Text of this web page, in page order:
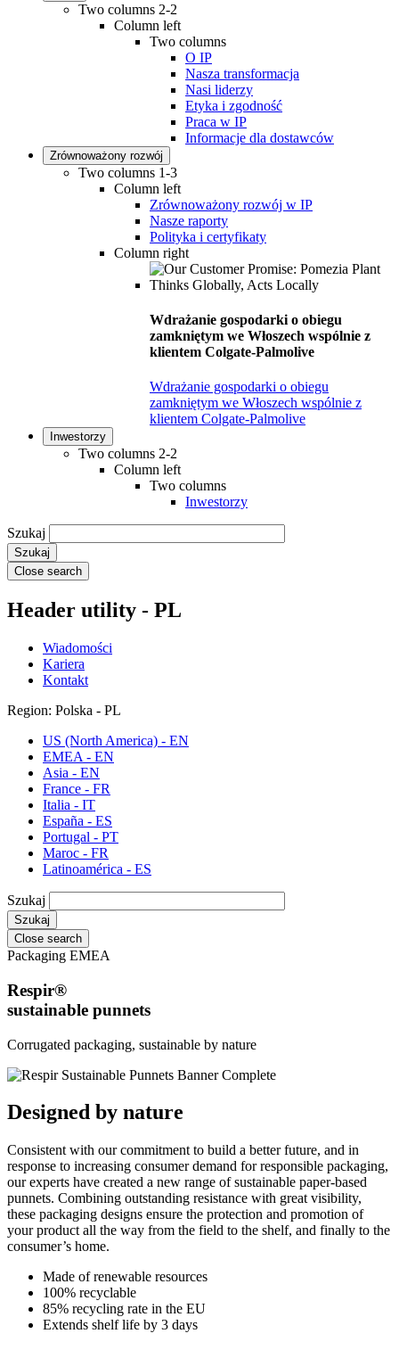
Two columns 2-2
Column left
Two columns
O IP
Nasza transformacja
Nasi liderzy
Etyka i zgodność
Praca w IP
Informacje dla dostawców
Zrównoważony rozwój
Two columns 1-3
Column left
Zrównoważony rozwój w IP
Nasze raporty
Polityka i certyfikaty
Column right
Wdrażanie gospodarki o obiegu
zamkniętym we Włoszech wspólnie z
klientem Colgate-Palmolive
Wdrażanie gospodarki o obiegu
zamkniętym we Włoszech wspólnie z
klientem Colgate-Palmolive
Inwestorzy
Two columns 2-2
Column left
Two columns
Inwestorzy
Szukaj
Close search
Header utility - PL
Wiadomości
Kariera
Kontakt
Region: Polska - PL
US (North America) - EN
EMEA - EN
Asia - EN
France - FR
Italia - IT
España - ES
Portugal - PT
Maroc - FR
Latinoamérica - ES
Szukaj
Close search
Packaging EMEA
Respir®
sustainable punnets
Corrugated packaging, sustainable by nature
Designed by nature
Consistent with our commitment to build a better future, and in
response to increasing consumer demand for responsible packaging,
our experts have created a new range of sustainable paper-based
punnets. Combining outstanding resistance with great visibility,
these packaging designs ensure the protection and promotion of
your product all the way from the field to the shelf, and finally to the
consumer’s home.
Made of renewable resources
100% recyclable
85% recycling rate in the EU
Extends shelf life by 3 days